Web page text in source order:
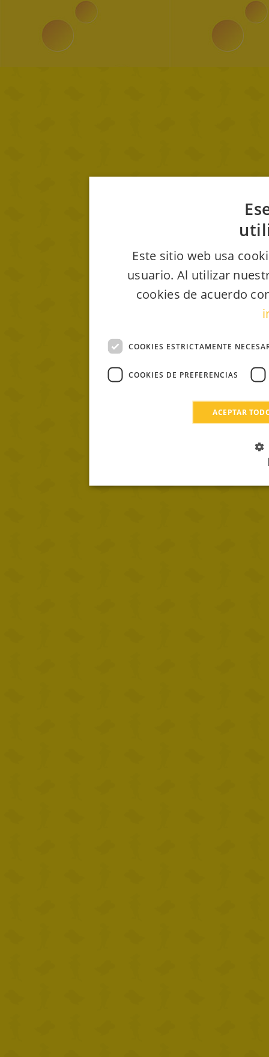
Este sitio web usa
usuario. Al utilizar
cookies de acuerdo
COOKIES ESTRICTAMENTE
COOKIES DE PREFERENCIAS
ACEPTAR